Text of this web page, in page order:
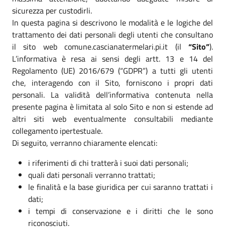
sicurezza per custodirli.
In questa pagina si descrivono le modalità e le logiche del
trattamento dei dati personali degli utenti che consultano
il sito web comune.cascianatermelari.pi.it (il “Sito”).
L’informativa è resa ai sensi degli artt. 13 e 14 del
Regolamento (UE) 2016/679 (“GDPR”) a tutti gli utenti
che, interagendo con il Sito, forniscono i propri dati
personali. La validità dell’informativa contenuta nella
presente pagina è limitata al solo Sito e non si estende ad
altri siti web eventualmente consultabili mediante
collegamento ipertestuale.
Di seguito, verranno chiaramente elencati:
i riferimenti di chi tratterà i suoi dati personali;
quali dati personali verranno trattati;
le finalità e la base giuridica per cui saranno trattati i
dati;
i tempi di conservazione e i diritti che le sono
riconosciuti.